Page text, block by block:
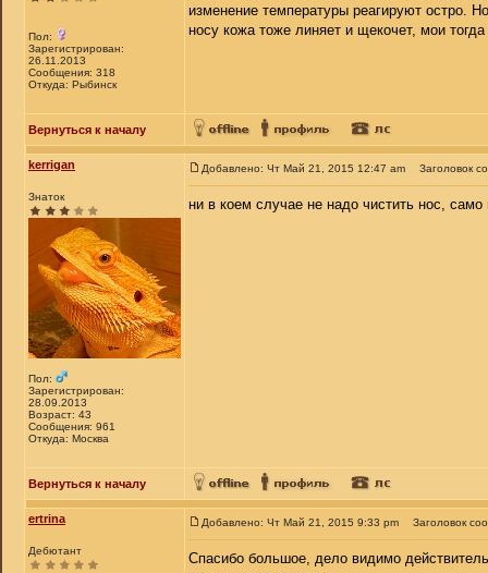
Пол:
Зарегистрирован:
26.11.2013
Сообщения: 318
Откуда: Рыбинск
изменение температуры реагируют остро.
носу кожа тоже линяет и щекочет, мои
Вернуться к началу
kerrigan
Знаток
Пол:
Зарегистрирован:
28.09.2013
Возраст: 43
Сообщения: 961
Откуда: Москва
Добавлено: Чт Май 21, 2015 12:47 am Заголовок
ни в коем случае не надо чистить нос, само
Вернуться к началу
ertrina
Дебютант
Добавлено: Чт Май 21, 2015 9:33 pm Заголовок
Спасибо большое, дело видимо